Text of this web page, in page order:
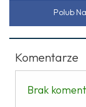
Polub
Komentarze
Brak